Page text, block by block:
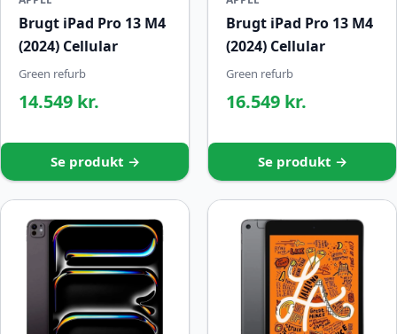
Brugt iPad Pro 13 M4
(2024) Cellular
Green refurb
14.549 kr.
Se produkt →
Brugt iPad Pro 13 M4
(2024) Cellular
Green refurb
16.549 kr.
Se produkt →